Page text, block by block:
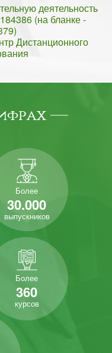
деятельность
(на бланке -
Дистанционного
Более
30.000
выпускников
Более
360
курсов